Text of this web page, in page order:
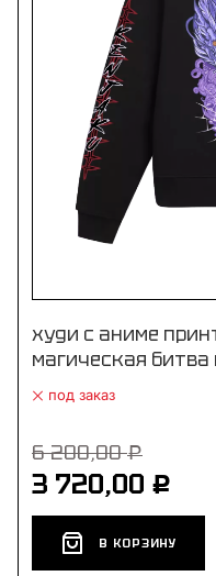
худи с аниме
магическая битва
под заказ
6 200,00 Р
3 720,00 Р
В КОРЗИНУ